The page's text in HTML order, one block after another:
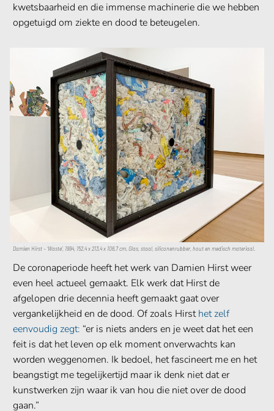
kwetsbaarheid en die immense machinerie die we hebben
opgetuigd om ziekte en dood te beteugelen.
Damien Hirst – ‘Waste’, 1994, 152.4 x 213.4 x 106.7 cm. Glas, staal, siliconenrubber, hout en medisch materiaal.
De coronaperiode heeft het werk van Damien Hirst weer
even heel actueel gemaakt. Elk werk dat Hirst de
afgelopen drie decennia heeft gemaakt gaat over
vergankelijkheid en de dood. Of zoals Hirst het zelf
eenvoudig zegt: “er is niets anders en je weet dat het een
feit is dat het leven op elk moment onverwachts kan
worden weggenomen. Ik bedoel, het fascineert me en het
beangstigt me tegelijkertijd maar ik denk niet dat er
kunstwerken zijn waar ik van hou die niet over de dood
gaan.”